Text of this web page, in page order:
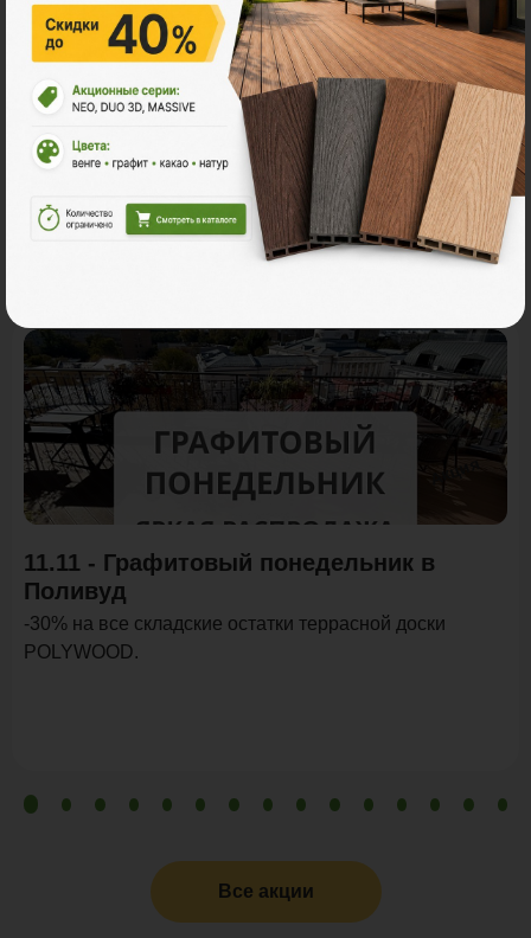
Акция
11.11 - Графитовый понедельник в
Поливуд
-30% на все складские остатки террасной доски
POLYWOOD.
Все акции